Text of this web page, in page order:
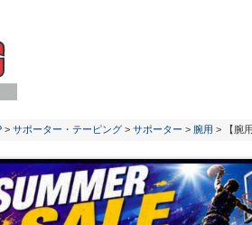
> サポーター・テーピング > サポーター > 腕用 > 【腕